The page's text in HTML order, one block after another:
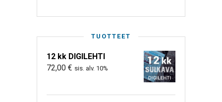
TUOTTEET
12 kk DIGILEHTI
72,00 € sis. alv. 10%